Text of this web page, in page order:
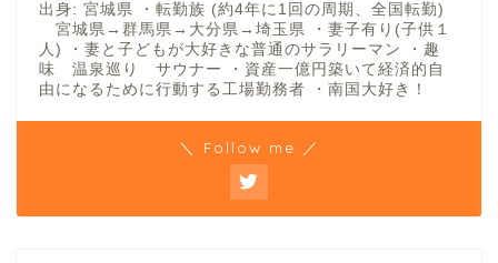
出身: 宮城県 ・転勤族 (約4年に1回の周期、全国転勤)
宮城県→群馬県→大分県→埼玉県 ・妻子有り(子供１
人) ・妻と子どもが大好きな普通のサラリーマン ・趣
味 温泉巡り サウナー ・資産一億円築いて経済的自
由になるために行動する工場勤務者 ・南国大好き！
＼ Follow me ／